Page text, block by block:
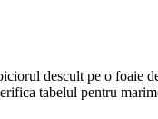
descult pe o foaie
tabelul pentru